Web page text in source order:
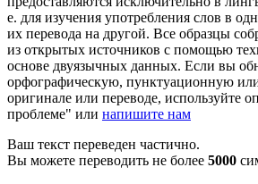
е. для изучения употребления слов в
их перевода на другой. Все образцы
из открытых источников с помощью
основе двуязычных данных. Если вы
орфографическую, пунктуационную
оригинале или переводе, используйте
проблеме" или напишите нам
Ваш текст переведен частично.
Вы можете переводить не более 5000